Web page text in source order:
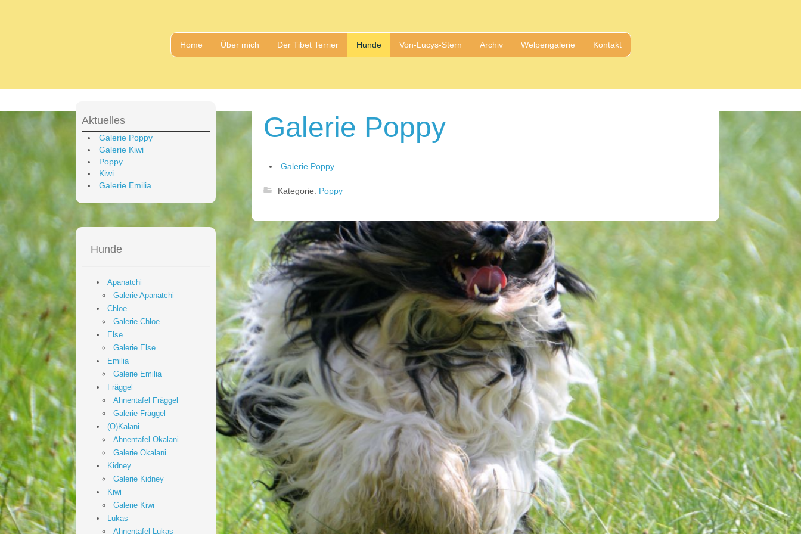
Home Über mich Der Tibet Terrier Hunde Von-Lucys-Stern Archiv Welpengalerie Kontakt
Aktuelles
Galerie Poppy
Galerie Kiwi
Poppy
Kiwi
Galerie Emilia
Hunde
Apanatchi
Galerie Apanatchi
Chloe
Galerie Chloe
Else
Galerie Else
Emilia
Galerie Emilia
Fräggel
Ahnentafel Fräggel
Galerie Fräggel
(O)Kalani
Ahnentafel Okalani
Galerie Okalani
Kidney
Galerie Kidney
Kiwi
Galerie Kiwi
Lukas
Ahnentafel Lukas
Galerie Poppy
Galerie Poppy
Kategorie: Poppy